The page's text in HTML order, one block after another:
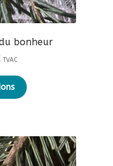
bonheur
Plage
prix :
3,00€
TVAC
Ce
produit
Les
options